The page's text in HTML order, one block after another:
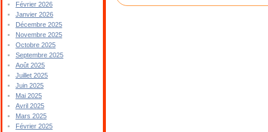
Février 2026
Janvier 2026
Décembre 2025
Novembre 2025
Octobre 2025
Septembre 2025
Août 2025
Juillet 2025
Juin 2025
Mai 2025
Avril 2025
Mars 2025
Février 2025